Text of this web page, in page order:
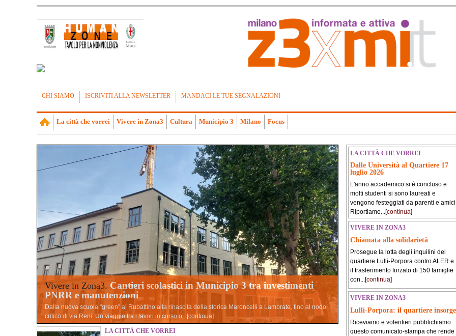
CHI SIAMO ISCRIVITI ALLA NEWSLETTER MANDACI LE TUE SEGNALAZIONI
La città che vorrei Vivere in Zona3 Cultura Municipio 3 Milano Focus
Vivere in Zona3. Cantieri scolastici in Municipio 3 tra investimenti
PNRR e manutenzioni
Dalla nuova scuola "green" al Rubattino alla rinascita della storica Maroncelli a Lambrate, fino al nodo
critico di via Reni. Un viaggio tra i lavori in corso o...[continua]
LA CITTÀ CHE VORREI
LA CITTÀ CHE VORREI
Dalle Università al Quartiere 17
luglio 2026
L'anno accademico si è concluso e
molti studenti si sono laureati e
vengono festeggiati da parenti e
Riportiamo...[continua]
VIVERE IN ZONA3
Chiamata alla solidarietà
Prosegue la lotta degli inquilini del
quartiere Lulli-Porpora contro ALER e
il trasferimento forzato di 150 famiglie
con...[continua]
VIVERE IN ZONA3
Lulli-Porpora: il quartiere insorge
Riceviamo e volentieri pubblichiamo
questo comunicato-stampa che rende